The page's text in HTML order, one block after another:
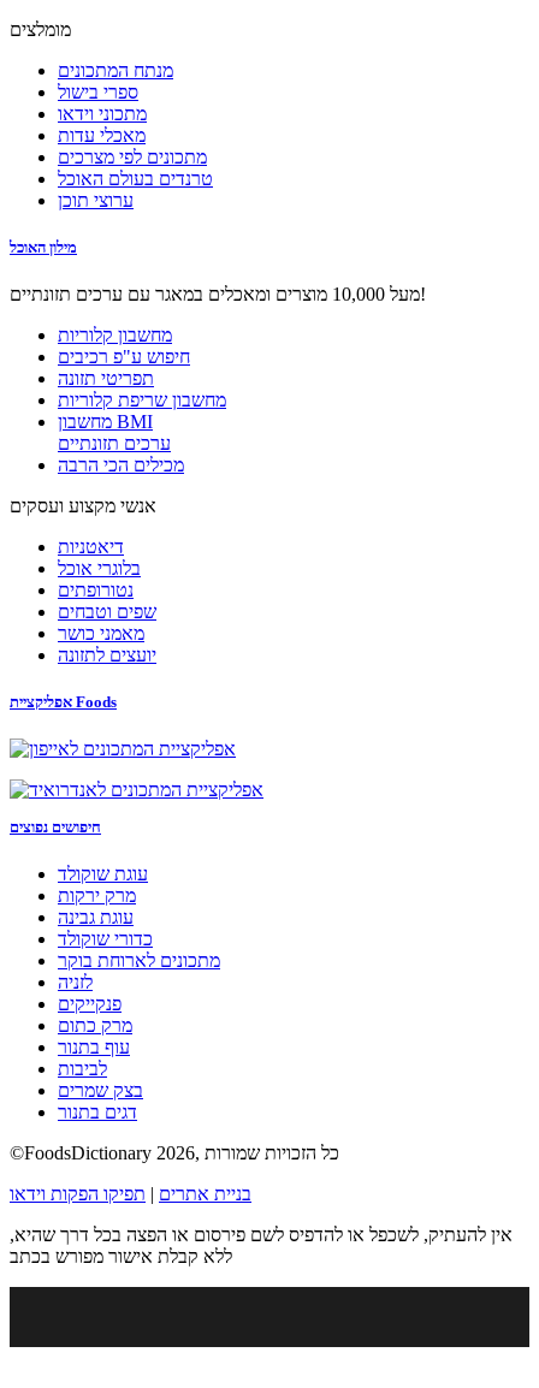
מומלצים
מנתח המתכונים
ספרי בישול
מתכוני וידאו
מאכלי עדות
מתכונים לפי מצרכים
טרנדים בעולם האוכל
ערוצי תוכן
מילון האוכל
מעל 10,000 מוצרים ומאכלים במאגר עם ערכים תזונתיים!
מחשבון קלוריות
חיפוש ע"פ רכיבים
תפריטי תזונה
מחשבון שריפת קלוריות
מחשבון BMI
ערכים תזונתיים
מכילים הכי הרבה
אנשי מקצוע ועסקים
דיאטניות
בלוגרי אוכל
נטורופתים
שפים וטבחים
מאמני כושר
יועצים לתזונה
אפליקציית Foods
חיפושים נפוצים
עוגת שוקולד
מרק ירקות
עוגת גבינה
כדורי שוקולד
מתכונים לארוחת בוקר
לזניה
פנקייקים
מרק כתום
עוף בתנור
לביבות
בצק שמרים
דגים בתנור
©FoodsDictionary 2026, כל הזכויות שמורות
בניית אתרים | תפיקו הפקות וידאו
אין להעתיק, לשכפל או להדפיס לשם פירסום או הפצה בכל דרך שהיא,
ללא קבלת אישור מפורש בכתב